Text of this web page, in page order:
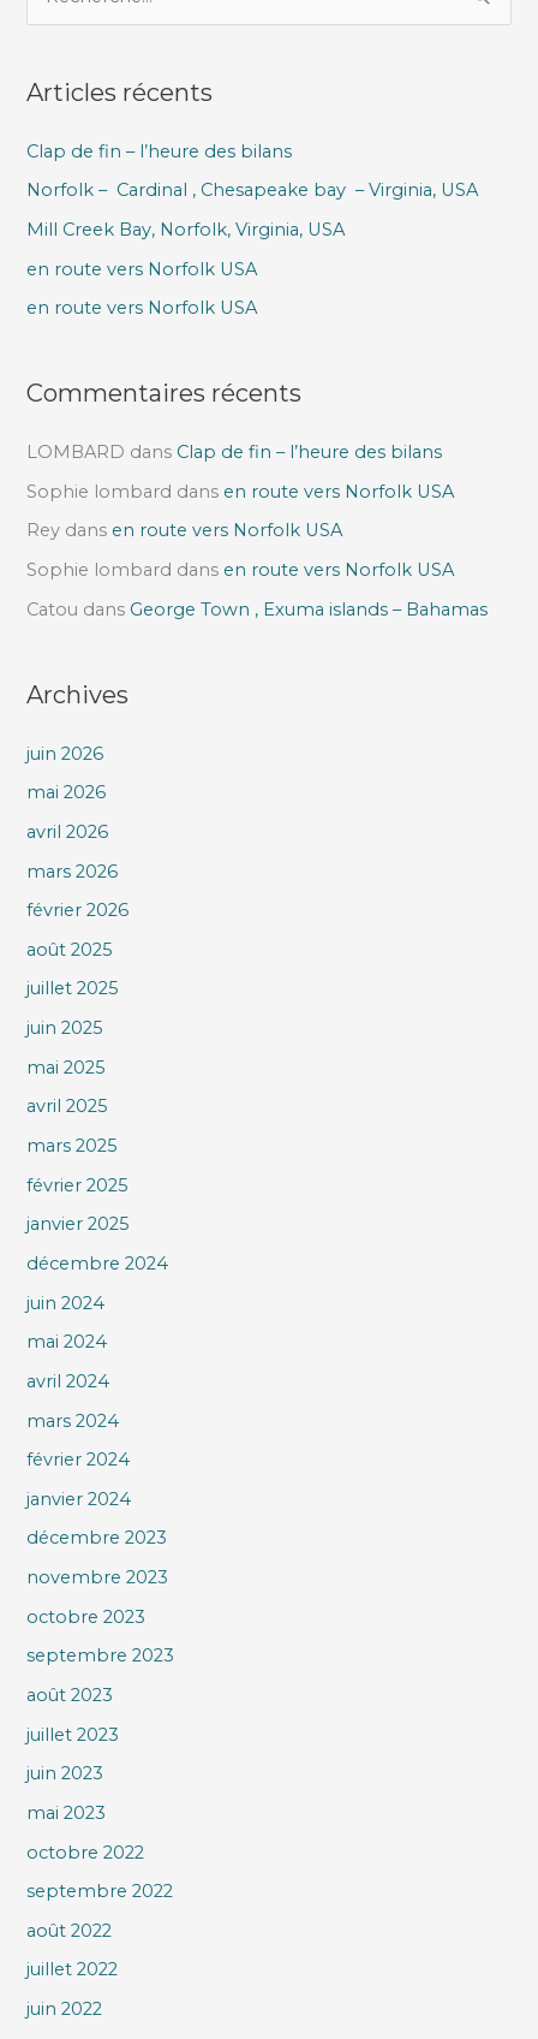
e
h
r
c
h
e
Articles récents
Clap de fin – l’heure des bilans
Norfolk – Cardinal , Chesapeake bay – Virginia, USA
Mill Creek Bay, Norfolk, Virginia, USA
en route vers Norfolk USA
en route vers Norfolk USA
Commentaires récents
LOMBARD dans Clap de fin – l’heure des bilans
Sophie lombard dans en route vers Norfolk USA
Rey dans en route vers Norfolk USA
Sophie lombard dans en route vers Norfolk USA
Catou dans George Town , Exuma islands – Bahamas
Archives
juin 2026
mai 2026
avril 2026
mars 2026
février 2026
août 2025
juillet 2025
juin 2025
mai 2025
avril 2025
mars 2025
février 2025
janvier 2025
décembre 2024
juin 2024
mai 2024
avril 2024
mars 2024
février 2024
janvier 2024
décembre 2023
novembre 2023
octobre 2023
septembre 2023
août 2023
juillet 2023
juin 2023
mai 2023
octobre 2022
septembre 2022
août 2022
juillet 2022
juin 2022